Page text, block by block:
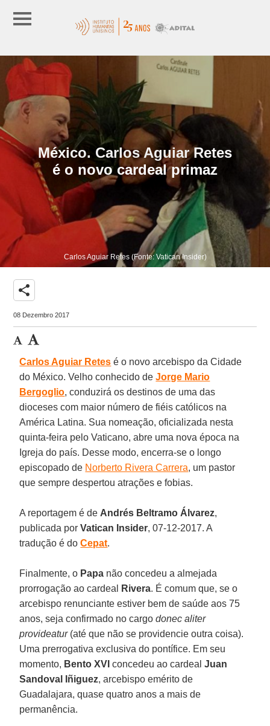
México. Carlos Aguiar Retes
é o novo cardeal primaz
Carlos Aguiar Retes (Fonte: Vatican Insider)
share
08 Dezembro 2017
Carlos Aguiar Retes é o novo arcebispo da Cidade
do México. Velho conhecido deJorge Mario
Bergoglio, conduzirá os destinos de uma das
dioceses com maior número de fiéis católicos na
América Latina. Sua nomeação, oficializada nesta
quinta-feira pelo Vaticano, abre uma nova época na
Igreja do país. Desse modo, encerra-se o longo
episcopado de Norberto Rivera Carrera, um pastor
que sempre despertou atrações e fobias.
A reportagem é de Andrés Beltramo Álvarez,
publicada porVatican Insider, 07-12-2017. A
tradução é doCepat.
Finalmente, o Papa não concedeu a almejada
prorrogação ao cardeal
Rivera. É comum que, se o
arcebispo renunciante estiver bem de saúde aos 75
anos, seja confirmado no cargodonec aliter
provideatur(até que não se providencie outra coisa).
Uma prerrogativa exclusiva do pontífice. Em seu
momento, Bento XVI concedeu ao cardealJuan
Sandoval Iñiguez, arcebispo emérito de
Guadalajara, quase quatro anos a mais de
permanência.